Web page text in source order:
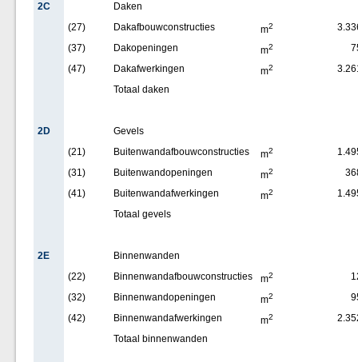
2C
Daken
(27)
Dakafbouwconstructies m2
(37)
Dakopeningen m2
(47)
Dakafwerkingen m2
Totaal daken
2D
Gevels
(21)
Buitenwandafbouwconstructies m2
(31)
Buitenwandopeningen m2
(41)
Buitenwandafwerkingen m2
Totaal gevels
2E
Binnenwanden
(22)
Binnenwandafbouwconstructies m2
(32)
Binnenwandopeningen m2
(42)
Binnenwandafwerkingen m2
Totaal binnenwanden